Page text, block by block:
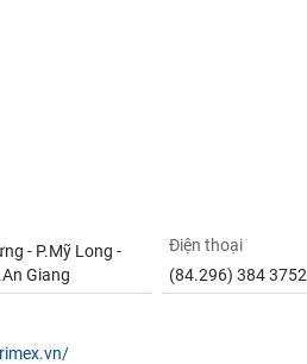
- P.Mỹ Long -
Giang
Điện thoại
(84.296) 384 3752